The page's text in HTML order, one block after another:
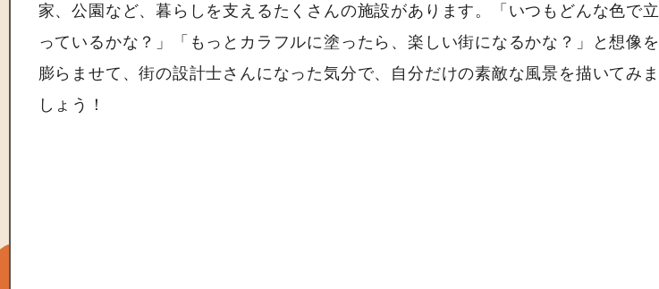
家、公園など、暮らしを支えるたくさんの施設があります。「いつもどんな色で立
っているかな？」「もっとカラフルに塗ったら、楽しい街になるかな？」と想像を
膨らませて、街の設計士さんになった気分で、自分だけの素敵な風景を描いてみま
しょう！